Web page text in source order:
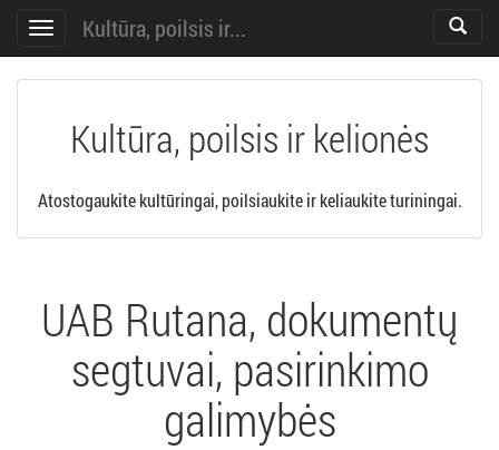
Toggle
navigation
Toggle
Kultūra, poilsis ir...
Kultūra, poilsis ir kelionės
Atostogaukite kultūringai, poilsiaukite ir keliaukite turiningai.
UAB Rutana, dokumentų
segtuvai, pasirinkimo
galimybės